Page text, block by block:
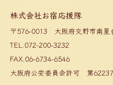
株式会社お宿応援隊
〒576-0013 大阪府交野市南星
TEL.072-200-3232
FAX.06-6734-6546
大阪府公安委員会許可 第